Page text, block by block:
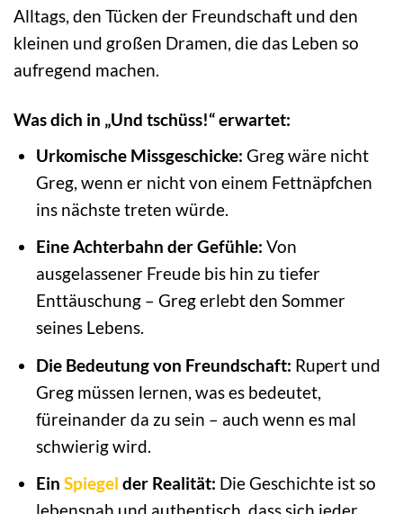
Alltags, den Tücken der Freundschaft und den
kleinen und großen Dramen, die das Leben so
aufregend machen.
Was dich in „Und tschüss!“ erwartet:
Urkomische Missgeschicke: Greg wäre nicht
Greg, wenn er nicht von einem Fettnäpfchen
ins nächste treten würde.
Eine Achterbahn der Gefühle: Von
ausgelassener Freude bis hin zu tiefer
Enttäuschung – Greg erlebt den Sommer
seines Lebens.
Die Bedeutung von Freundschaft: Rupert und
Greg müssen lernen, was es bedeutet,
füreinander da zu sein – auch wenn es mal
schwierig wird.
Ein Spiegel der Realität: Die Geschichte ist so